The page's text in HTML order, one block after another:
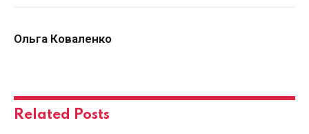
Ольга Коваленко
Related Posts